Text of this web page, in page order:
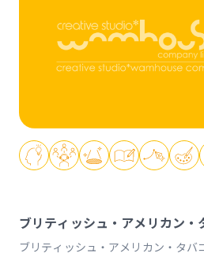
ブリティッシュ・アメリカン・
ブリティッシュ・アメリカン・タバ